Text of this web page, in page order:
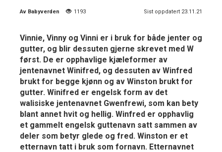
Av Babyverden 1193 Sist oppdatert 23.11.21
Vinnie, Vinny og Vinni er i bruk for både jenter og
gutter, og blir dessuten gjerne skrevet med W
først. De er opphavlige kjæleformer av
jentenavnet Winifred, og dessuten av Winfred
brukt for begge kjønn og av Winston brukt for
gutter. Winifred er engelsk form av det
walisiske jentenavnet Gwenfrewi, som kan bety
blant annet hvit og hellig. Winfred er opphavlig
et gammelt engelsk guttenavn satt sammen av
deler som betyr glede og fred. Winston er et
etternavn tatt i bruk som fornavn. Etternavnet